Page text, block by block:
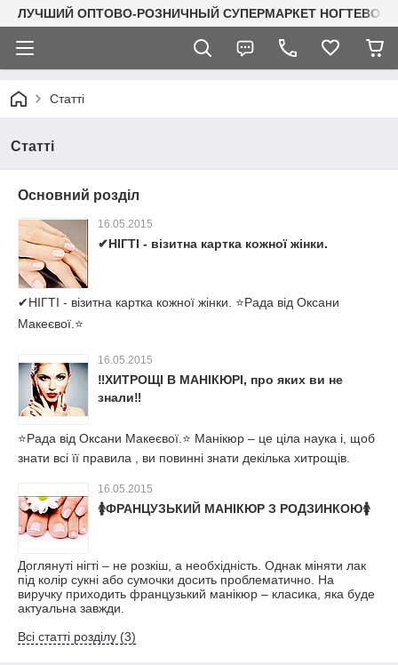
ЛУЧШИЙ ОПТОВО-РОЗНИЧНЫЙ СУПЕРМАРКЕТ
Статті
Статті
Основний розділ
16.05.2015
✔НІГТІ - візитна картка кожної жінки.
✔НІГТІ - візитна картка кожної жінки. ⭐Рада від Оксани
Макеєвої.⭐
16.05.2015
‼ХИТРОЩІ В МАНІКЮРІ, про яких ви не
знали‼
⭐Рада від Оксани Макеєвої.⭐ Манікюр – це ціла наука і, щоб
знати всі її правила , ви повинні знати декілька хитрощів.
16.05.2015
🚺ФРАНЦУЗЬКИЙ МАНІКЮР З РОДЗИНКОЮ🚺
Доглянуті нігті – не розкіш, а необхідність. Однак міняти лак
під колір сукні або сумочки досить проблематично. На
виручку приходить французький манікюр – класика, яка буде
актуальна завжди.
Всі статті розділу (3)